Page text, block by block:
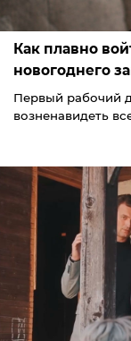
Как плавно
новогоднего
Первый рабочий
возненавидеть